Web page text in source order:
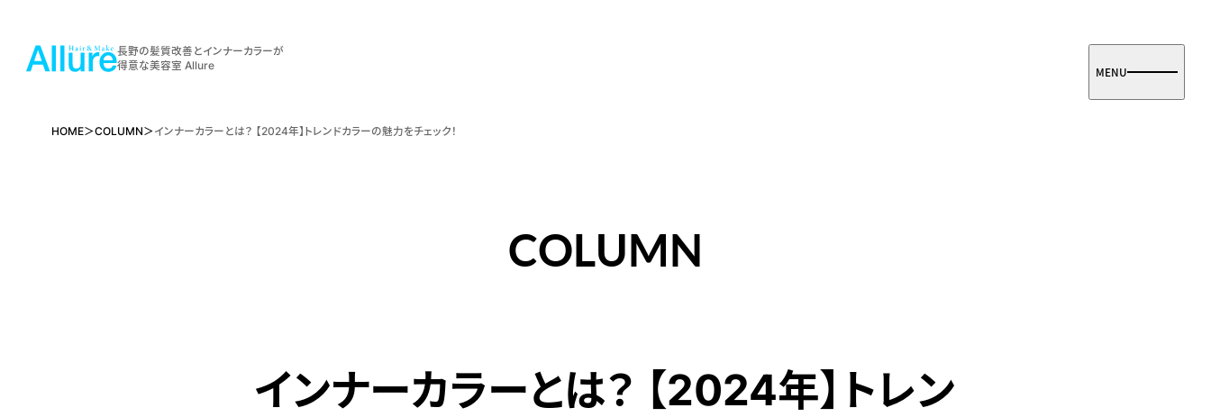
長野の髪質改善とインナーカラーが
得意な美容室 Allure
MENU
HOME COLUMN インナーカラーとは？ 【2024年】トレンドカラーの魅力をチェック！
COLUMN
インナーカラーとは？ 【2024年】トレン